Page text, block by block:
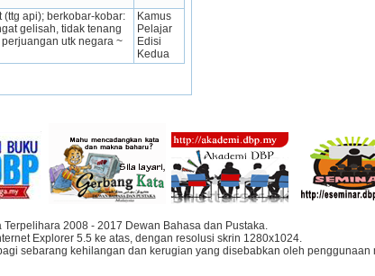
api); berkobar-kobar:
gelisah, tidak tenang
utk negara ~
Kamus
Pelajar
Edisi
Kedua
2008 - 2017 Dewan Bahasa dan Pustaka.
Explorer 5.5 ke atas, dengan resolusi skrin 1280x1024.
sebarang kehilangan dan kerugian yang disebabkan oleh